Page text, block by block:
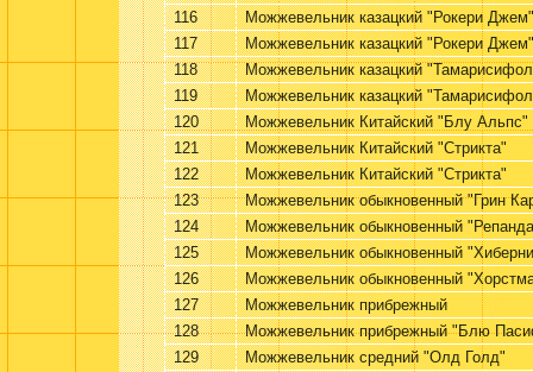
116
Можжевельник казацкий "Рокери Джем"
117
Можжевельник казацкий "Рокери Джем"
118
Можжевельник казацкий
119
Можжевельник казацкий
120
Можжевельник Китайский "Блу Альпс"
121
Можжевельник Китайский "Стрикта"
122
Можжевельник Китайский "Стрикта"
123
Можжевельник обыкновенный "Грин
124
Можжевельник обыкновенный
125
Можжевельник обыкновенный
126
Можжевельник обыкновенный
127
Можжевельник прибрежный
128
Можжевельник прибрежный "Блю
129
Можжевельник средний "Олд Голд"